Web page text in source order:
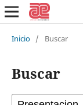
Inicio / Buscar
Buscar